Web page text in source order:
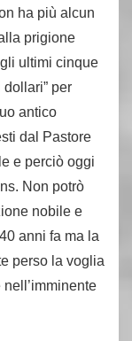
ha più alcun
prigione
ultimi cinque
per
antico
dal Pastore
e perciò oggi
Non potrò
nobile e
anni fa ma la
perso la voglia